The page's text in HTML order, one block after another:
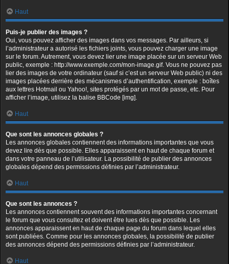
Haut
Puis-je publier des images ?
Oui, vous pouvez afficher des images dans vos messages. Par ailleurs, si
l’administrateur a autorisé les fichiers joints, vous pouvez charger une image
sur le forum. Autrement, vous devez lier une image placée sur un serveur Web
public, exemple : http://www.exemple.com/mon-image.gif. Vous ne pouvez pas
lier des images de votre ordinateur (sauf si c’est un serveur Web public) ni des
images placées derrière des mécanismes d’authentification, exemple : boîtes
aux lettres Hotmail ou Yahoo!, sites protégés par un mot de passe, etc. Pour
afficher l’image, utilisez la balise BBCode [img].
Haut
Que sont les annonces globales ?
Les annonces globales contiennent des informations importantes que vous
devez lire dès que possible. Elles apparaissent en haut de chaque forum et
dans votre panneau de l’utilisateur. La possibilité de publier des annonces
globales dépend des permissions définies par l’administrateur.
Haut
Que sont les annonces ?
Les annonces contiennent souvent des informations importantes concernant
le forum que vous consultez et doivent être lues dès que possible. Les
annonces apparaissent en haut de chaque page du forum dans lequel elles
sont publiées. Comme pour les annonces globales, la possibilité de publier
des annonces dépend des permissions définies par l’administrateur.
Haut